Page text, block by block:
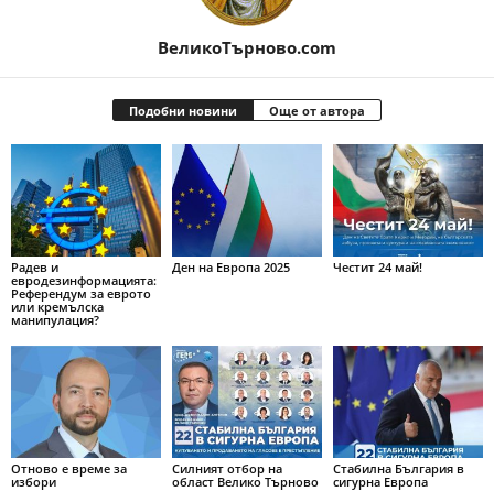
ВеликоТърново.com
Подобни новини Още от автора
Радев и
евродезинформацията:
Референдум за еврото
или кремълска
манипулация?
Ден на Европа 2025 Честит 24 май!
Отново е време за
избори
Силният отбор на
област Велико Търново
Стабилна България в
сигурна Европа